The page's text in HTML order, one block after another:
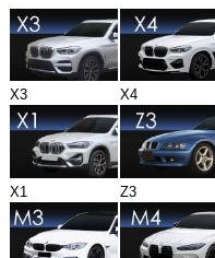
X3 X4
X1 Z3